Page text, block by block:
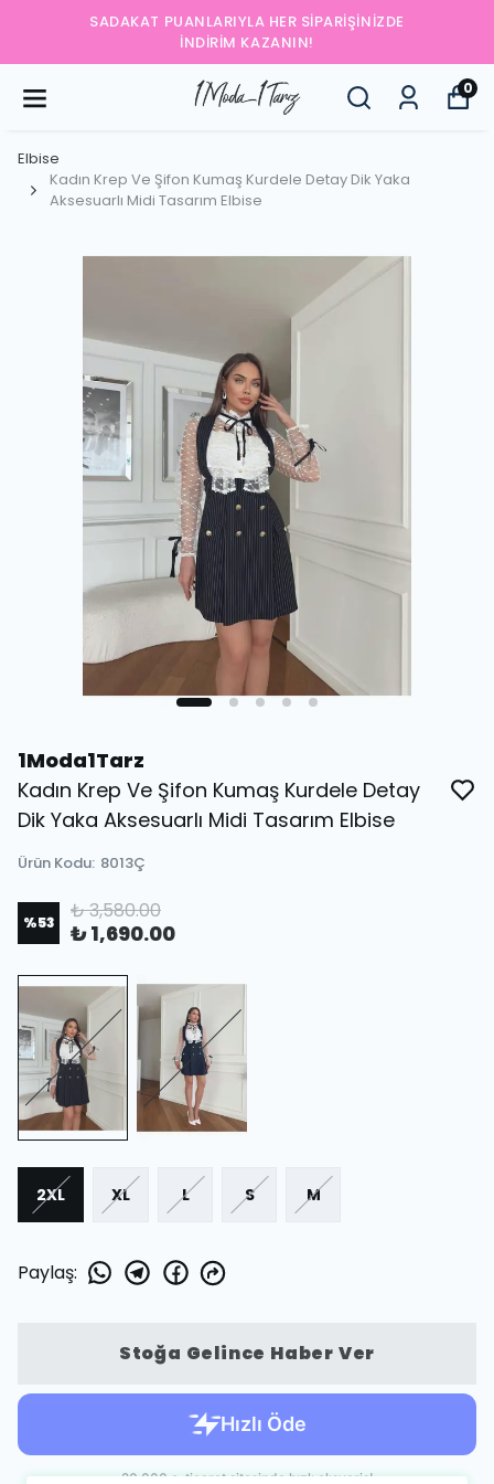
SADAKAT PUANLARIYLA HER SIPARIŞINIZDE
İNDIRIM KAZANIN!
0
Elbise
Kadın Krep Ve Şifon Kumaş Kurdele Detay Dik Yaka
Aksesuarlı Midi Tasarım Elbise
1Moda1Tarz
Kadın Krep Ve Şifon Kumaş Kurdele Detay
Dik Yaka Aksesuarlı Midi Tasarım Elbise
Ürün Kodu: 8013Ç
%53 ₺ 3,580.00
₺ 1,690.00
2XL XL L S M
Paylaş:
Stoğa Gelince Haber Ver